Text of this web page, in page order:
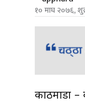
१० माघ २०७६,
काठमाडौं